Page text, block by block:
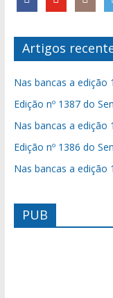
Artigos
Nas bancas a edição
Edição nº 1387 do
Nas bancas a edição
Edição nº 1386 do
Nas bancas a edição
PUB